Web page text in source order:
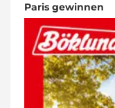
Paris gewinnen